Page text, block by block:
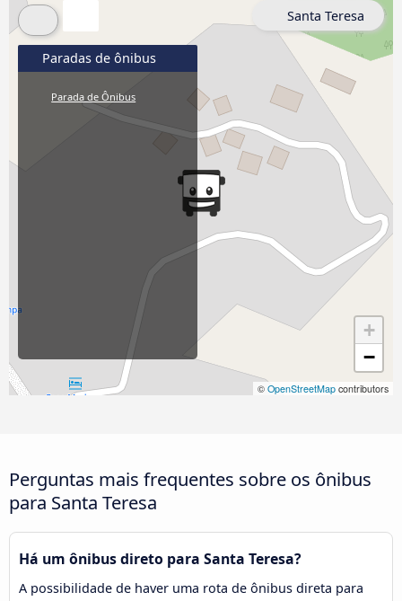
+
−
© OpenStreetMap contributors
Paradas de ônibus
Parada de Ônibus
Santa Teresa
Perguntas mais frequentes sobre os ônibus
para Santa Teresa
Há um ônibus direto para Santa Teresa?
A possibilidade de haver uma rota de ônibus direta para